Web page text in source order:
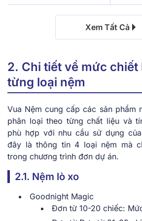
Xem Tất Cả
2. Chi tiết về mức chiết
từng loại nệm
Vua Nệm cung cấp các sản phẩm
phân loại theo từng chất liệu và
phù hợp với nhu cầu sử dụng
đây là thông tin 4 loại nệm mà
trong chương trình đơn dự án.
2.1. Nệm lò xo
Goodnight Magic
Đơn từ 10-20 chiếc: